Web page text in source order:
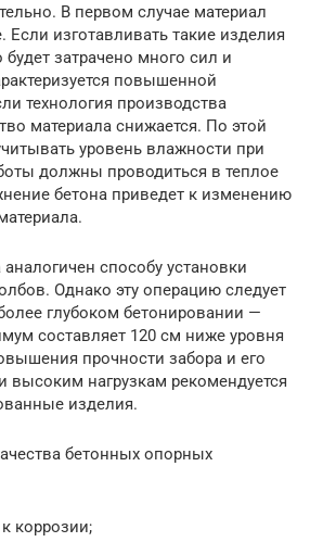
В первом случае материал
Если изготавливать такие изделия
затрачено много сил и
повышенной
технология производства
материала снижается. По этой
уровень влажности при
должны проводиться в теплое
бетона приведет к изменению
способу установки
Однако эту операцию следует
глубоком бетонировании —
составляет 120 см ниже уровня
прочности забора и его
высоким нагрузкам рекомендуется
изделия.
бетонных опорных
коррозии;